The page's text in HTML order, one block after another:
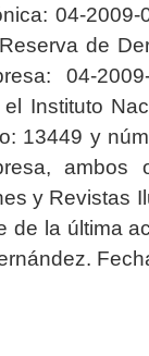
04-2009-
de
04-2009-
Instituto
13449 y
ambos
y Revistas
de la última